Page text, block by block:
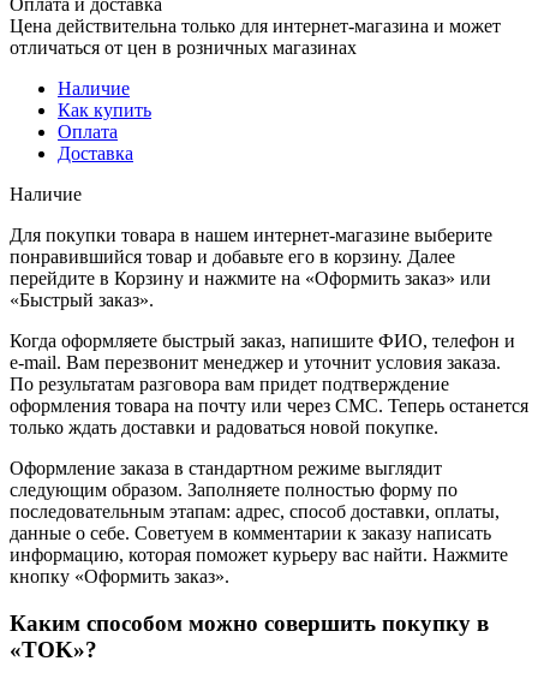
Цена действительна только для интернет-магазина и может
отличаться от цен в розничных магазинах
Наличие
Как купить
Оплата
Доставка
Наличие
Для покупки товара в нашем интернет-магазине выберите
понравившийся товар и добавьте его в корзину. Далее
перейдите в Корзину и нажмите на «Оформить заказ» или
«Быстрый заказ».
Когда оформляете быстрый заказ, напишите ФИО, телефон и
e-mail. Вам перезвонит менеджер и уточнит условия заказа.
По результатам разговора вам придет подтверждение
оформления товара на почту или через СМС. Теперь останется
только ждать доставки и радоваться новой покупке.
Оформление заказа в стандартном режиме выглядит
следующим образом. Заполняете полностью форму по
последовательным этапам: адрес, способ доставки, оплаты,
данные о себе. Советуем в комментарии к заказу написать
информацию, которая поможет курьеру вас найти. Нажмите
кнопку «Оформить заказ».
Каким способом можно совершить покупку в
«TOK»?